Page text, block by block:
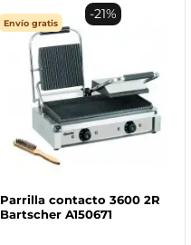
Envío gratis
Parrilla contacto 3600 2R
Bartscher A150671
-21%